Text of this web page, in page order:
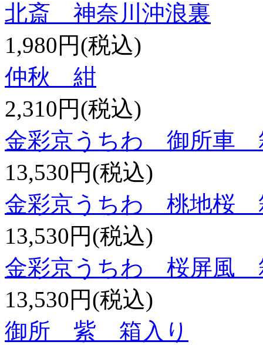
北斎 神奈川沖浪裏
1,980円(税込)
仲秋 紺
2,310円(税込)
金彩京うちわ 御所車
13,530円(税込)
金彩京うちわ 桃地桜
13,530円(税込)
金彩京うちわ 桜屏風
13,530円(税込)
御所 紫 箱入り